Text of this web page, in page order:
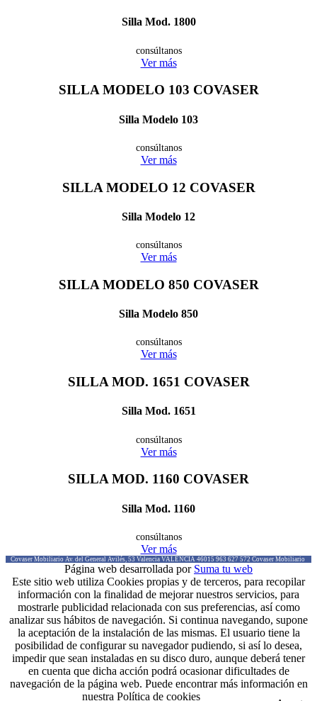
Silla Mod. 1800
consúltanos
Ver más
SILLA MODELO 103 COVASER
Silla Modelo 103
consúltanos
Ver más
SILLA MODELO 12 COVASER
Silla Modelo 12
consúltanos
Ver más
SILLA MODELO 850 COVASER
Silla Modelo 850
consúltanos
Ver más
SILLA MOD. 1651 COVASER
Silla Mod. 1651
consúltanos
Ver más
SILLA MOD. 1160 COVASER
Silla Mod. 1160
consúltanos
Ver más
Covaser Mobiliario Av. del General Avilés, 53 Valencia VALENCIA 46015 963 627 572 Covaser Mobiliario
Página web desarrollada por Suma tu web
Este sitio web utiliza Cookies propias y de terceros, para recopilar
información con la finalidad de mejorar nuestros servicios, para
mostrarle publicidad relacionada con sus preferencias, así como
analizar sus hábitos de navegación. Si continua navegando, supone
la aceptación de la instalación de las mismas. El usuario tiene la
posibilidad de configurar su navegador pudiendo, si así lo desea,
impedir que sean instaladas en su disco duro, aunque deberá tener
en cuenta que dicha acción podrá ocasionar dificultades de
navegación de la página web. Puede encontrar más información en
nuestra Política de cookies